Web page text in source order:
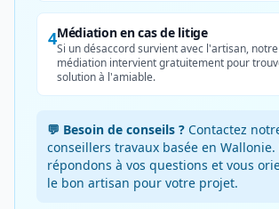
4Médiation en cas de litige
Si un désaccord survient avec l'artisan,
médiation intervient gratuitement pour
solution à l'amiable.
💬 Besoin de conseils ? Contactez
conseillers travaux basée en Wallonie.
répondons à vos questions et vous
le bon artisan pour votre projet.